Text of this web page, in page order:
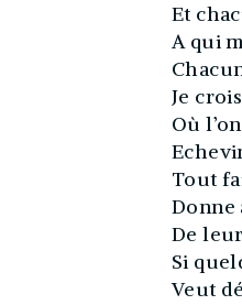
Et
A qui
Je
Où
Tout
Donne
De
Si
Veut